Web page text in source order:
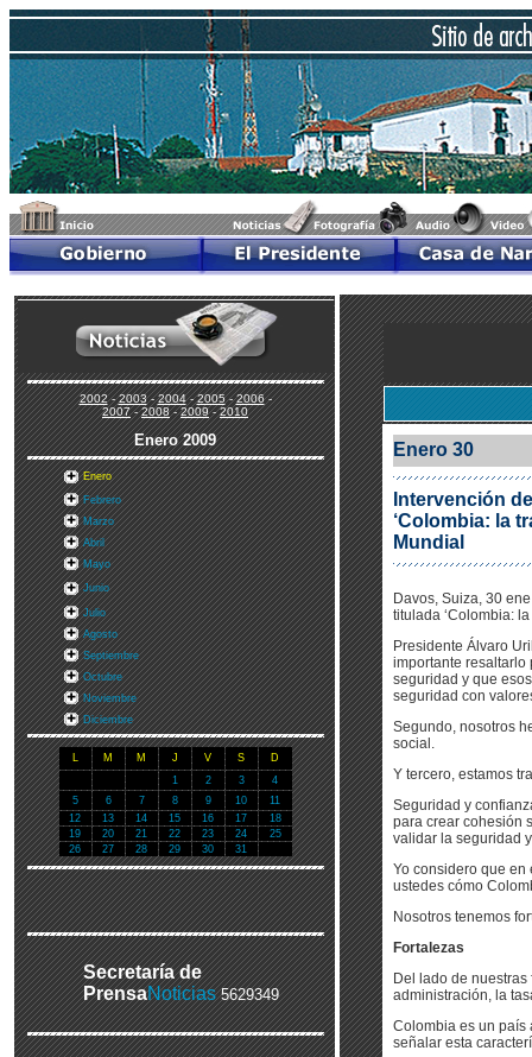
2002-2003-2004-2005-2006-
2007-2008-2009-2010
Enero2009
Enero
Febrero
Marzo
Abril
Mayo
Junio
Julio
Agosto
Septiembre
Octubre
Noviembre
Diciembre
L M M J V S
D
1
2 3
4
5
6 7 8 9 10
11
12
13 14 15 16 17
18
19
20 21 22 23 24
25
26
27 28 29 30 31
Secretaría de
PrensaNoticias 5629349
Enero 30
Intervención
‘Colombia: la
Mundial
Davos, Suiza, 30
titulada ‘Colombia:
Presidente Álvaro
importante resaltarlo
seguridad y que
seguridad con
Segundo, nosotros
social.
Y tercero, estamos
Seguridad y
para crear cohesión
validar la seguridad
Yo considero que en
ustedes cómo
Nosotros tenemos
Fortalezas
Del lado de
administración, la
Colombia es un país
señalar esta